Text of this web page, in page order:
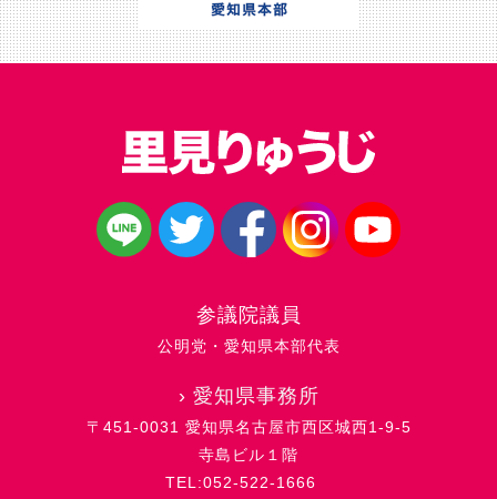
参議院議員
公明党・愛知県本部代表
› 愛知県事務所
〒451-0031 愛知県名古屋市西区城西1-9-5
寺島ビル１階
TEL:052-522-1666